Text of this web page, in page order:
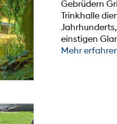
Gebrüdern
Trinkhalle
einstigen
Mehr